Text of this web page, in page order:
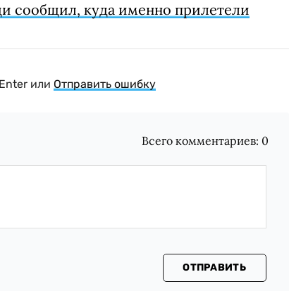
сообщил, куда именно прилетели
или Отправить ошибку
Всего комментариев: 0
ОТПРАВИТЬ